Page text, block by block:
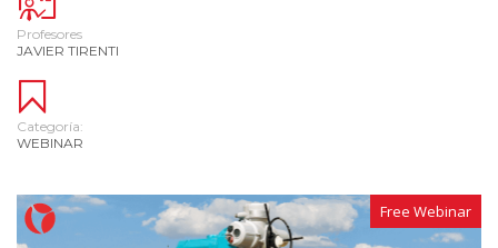
Profesores
JAVIER TIRENTI
Categoría:
WEBINAR
Free Webinar